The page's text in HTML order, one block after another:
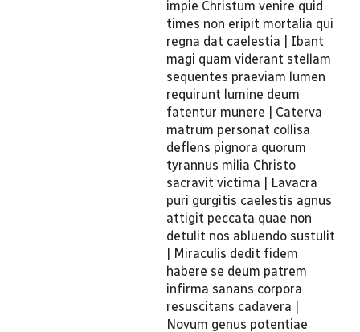
impie Christum venire quid
times non eripit mortalia qui
regna dat caelestia | Ibant
magi quam viderant stellam
sequentes praeviam lumen
requirunt lumine deum
fatentur munere | Caterva
matrum personat collisa
deflens pignora quorum
tyrannus milia Christo
sacravit victima | Lavacra
puri gurgitis caelestis agnus
attigit peccata quae non
detulit nos abluendo sustulit
| Miraculis dedit fidem
habere se deum patrem
infirma sanans corpora
resuscitans cadavera |
Novum genus potentiae